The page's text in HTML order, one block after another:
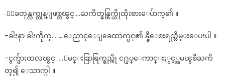
-ေျခတုန္လက္တုန္ျဖစ္လၽွင္….ႀကိတ္မွန္ရြက္ယိုထိုးစားေပ်ာက္၏ ။
-ခါးနာ ခါးကိုက္……ေညာင္ေျခေထာက္ပင္၏ နို့ေစးရည္လိမ္းေပးပါ ။
-ငွက္ဖ်ားထလၽွင္ ….ျမင္းခြာရြက္ရည္ကို င႐ုပ္ေကာင္းႏွင့္အမၽွစီႀကိ
တ္၍ ေသာက္ပါ ။